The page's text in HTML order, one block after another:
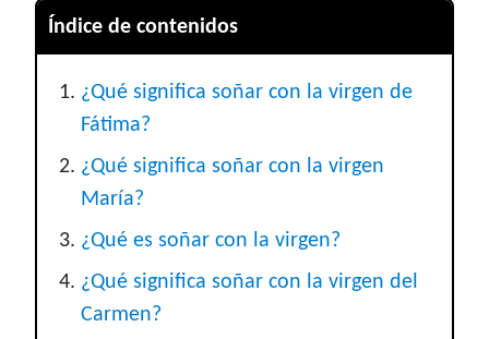
Índice de contenidos
¿Qué significa soñar con la virgen de
Fátima?
¿Qué significa soñar con la virgen
María?
¿Qué es soñar con la virgen?
¿Qué significa soñar con la virgen del
Carmen?